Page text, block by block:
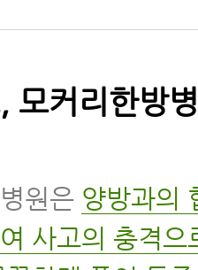
모커리한방
원은 양방과의
사고의 충격으